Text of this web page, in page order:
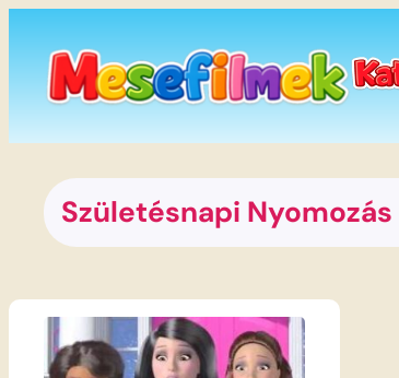
tartalomhoz
Születésnapi Nyomozás